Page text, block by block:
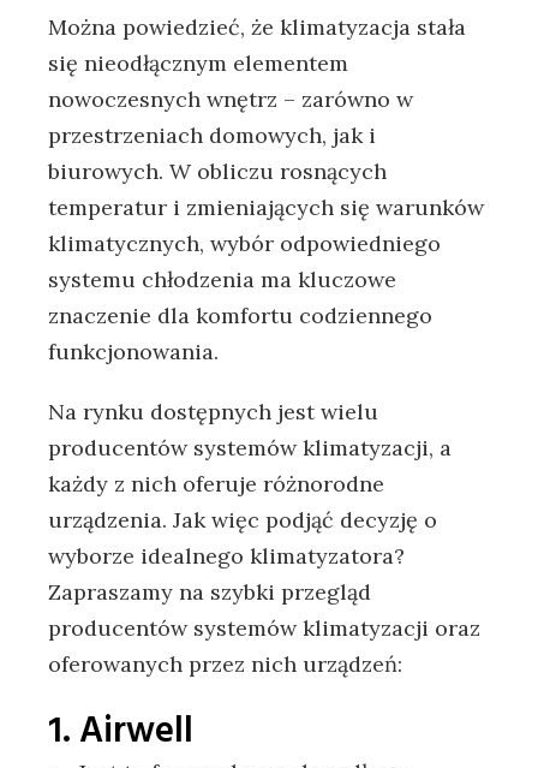
Można powiedzieć, że klimatyzacja stała
się nieodłącznym elementem
nowoczesnych wnętrz – zarówno w
przestrzeniach domowych, jak i
biurowych. W obliczu rosnących
temperatur i zmieniających się warunków
klimatycznych, wybór odpowiedniego
systemu chłodzenia ma kluczowe
znaczenie dla komfortu codziennego
funkcjonowania.
Na rynku dostępnych jest wielu
producentów systemów klimatyzacji, a
każdy z nich oferuje różnorodne
urządzenia. Jak więc podjąć decyzję o
wyborze idealnego klimatyzatora?
Zapraszamy na szybki przegląd
producentów systemów klimatyzacji oraz
oferowanych przez nich urządzeń:
1. Airwell